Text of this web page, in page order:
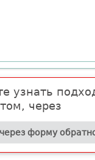
узнать
через
форму